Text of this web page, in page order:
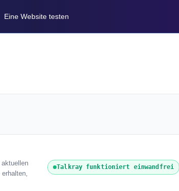
Eine Website testen
Talkray funktioniert einwandfrei